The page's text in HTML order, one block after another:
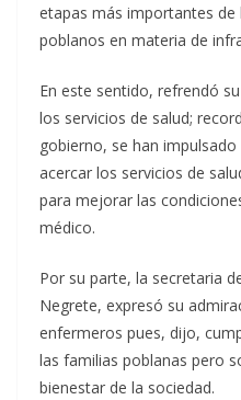
etapas más importantes
poblanos en materia de
En este sentido, refrendó
los servicios de salud;
gobierno, se han
acercar los servicios de
para mejorar las
médico.
Por su parte, la secretaria
Negrete, expresó su
enfermeros pues, dijo,
las familias poblanas pero
bienestar de la sociedad.